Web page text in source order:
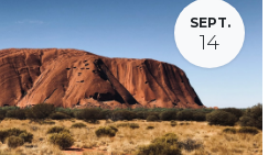
SEPT.
14